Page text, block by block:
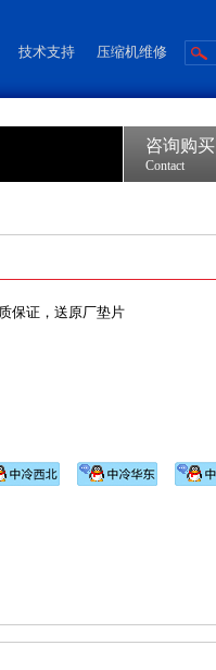
技术支持 压缩机维修
咨询购买
Contact
保证，送原厂垫片